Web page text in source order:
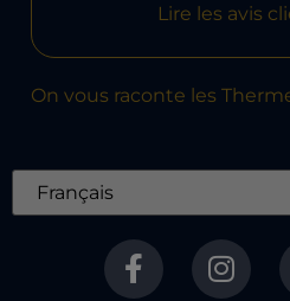
Lire les avis
On vous raconte les